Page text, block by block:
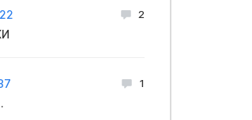
2
1